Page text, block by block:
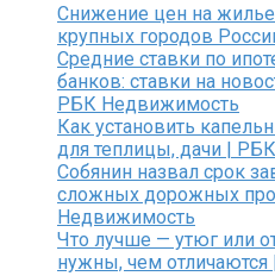
Снижение цен на
крупных городов
Средние ставки по
банков: ставки на
РБК Недвижимость
Как установить
для теплицы, дачи |
Собянин назвал срок
сложных дорожных
Недвижимость
Что лучше — утюг или
нужны, чем